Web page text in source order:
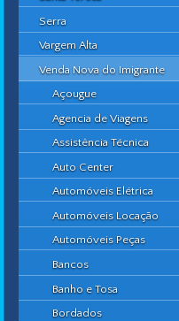
Serra
Vargem Alta
Venda Nova do Imigrante
Açougue
Agencia de Viagens
Assistência Técnica
Auto Center
Automóveis Elétrica
Automóveis Locação
Automóveis Peças
Bancos
Banho e Tosa
Bordados